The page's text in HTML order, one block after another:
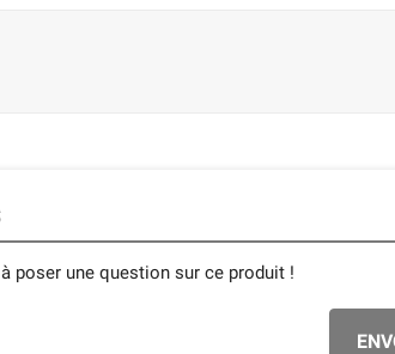
poser une question sur ce produit !